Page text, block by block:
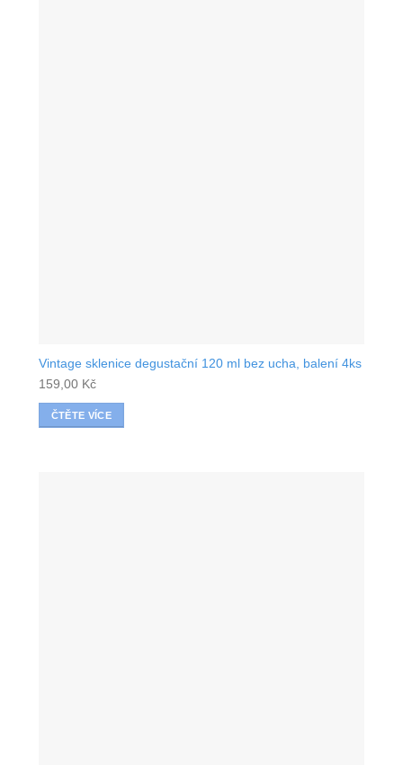
Vintage sklenice degustační 120 ml bez ucha, balení 4ks
159,00 Kč
ČTĚTE VÍCE